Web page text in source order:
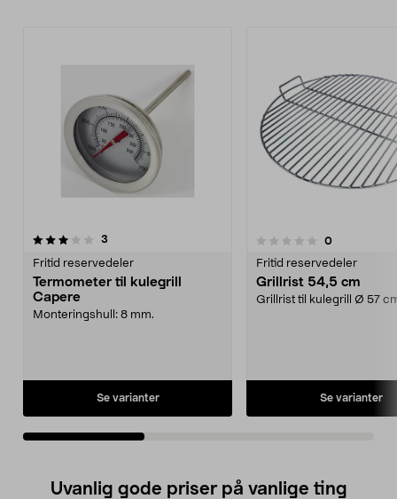
3
Fritid reservedeler
Termometer til kulegrill
Capere
Monteringshull: 8 mm.
Se varianter
0.0av 5 stjerner 0anmeldelser
Fritid reservedeler
Grillrist 54,5 cm
Grillrist til kulegrill Ø 57
Se varianter
0.0av 5 stjerner
Uvanlig gode priser på vanlige ting